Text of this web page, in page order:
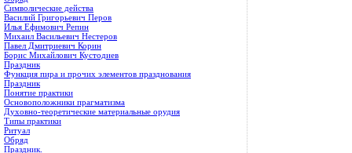
Символические действа
Василий Григорьевич Перов
Илья Ефимович Репин
Михаил Васильевич Нестеров
Павел Дмитриевич Корин
Борис Михайлович Кустодиев
Праздник
Функция пира и прочих элементов празднования
Праздник
Понятие практики
Основоположники прагматизма
Духовно-теоретические материальные орудия
Типы практики
Ритуал
Обряд
Праздник.